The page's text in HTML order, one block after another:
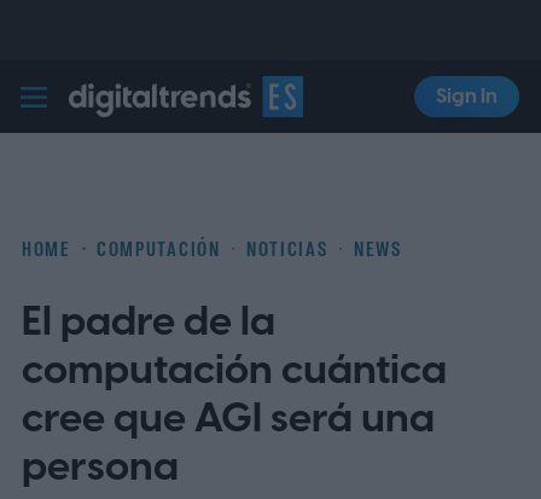
Digital Trends Español
Sign In
HOME COMPUTACIÓN NOTICIAS NEWS
El padre de la
computación cuántica
cree que AGI será una
persona